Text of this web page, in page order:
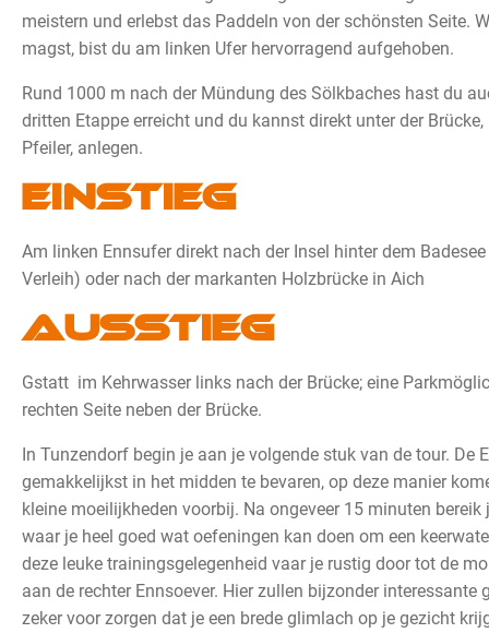
meistern und erlebst das Paddeln von der schönsten Seite.
magst, bist du am linken Ufer hervorragend aufgehoben.
Rund 1000 m nach der Mündung des Sölkbaches hast du
dritten Etappe erreicht und du kannst direkt unter der
Pfeiler, anlegen.
Einstieg
Am linken Ennsufer direkt nach der Insel hinter dem
Verleih) oder nach der markanten Holzbrücke in Aich
Ausstieg
Gstatt im Kehrwasser links nach der Brücke; eine
rechten Seite neben der Brücke.
In Tunzendorf begin je aan je volgende stuk van de tour. De
gemakkelijkst in het midden te bevaren, op deze manier
kleine moeilijkheden voorbij. Na ongeveer 15 minuten bereik
waar je heel goed wat oefeningen kan doen om een
deze leuke trainingsgelegenheid vaar je rustig door tot de
aan de rechter Ennsoever. Hier zullen bijzonder interessante
zeker voor zorgen dat je een brede glimlach op je gezicht